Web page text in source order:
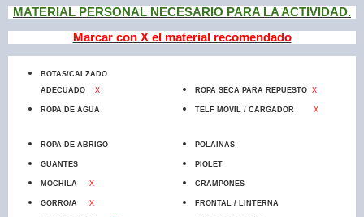
MATERIAL PERSONAL NECESARIO PARA LA ACTIVIDAD.
Marcar con X el material recomendado
BOTAS/CALZADO
ADECUADOX
ROPA DE AGUA
ROPA DE ABRIGO
GUANTES
MOCHILA X
GORRO/A X
ROPA SECA PARA REPUESTO X
TELF MOVIL / CARGADOR X
POLAINAS
PIOLET
CRAMPONES
FRONTAL / LINTERNA